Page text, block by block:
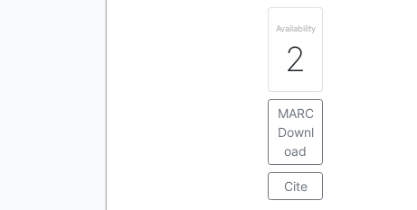
Availability
2
MARC
Downl
oad
Cite